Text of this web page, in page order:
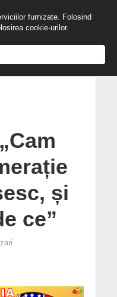
și
ce”
furnizate. Folosind
cookie-urilor.